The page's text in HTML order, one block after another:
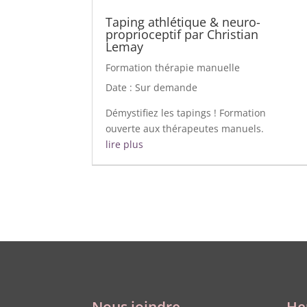
Taping athlétique & neuro-
proprioceptif par Christian
Lemay
Formation thérapie manuelle
Date : Sur demande
Démystifiez les tapings ! Formation
ouverte aux thérapeutes manuels.
lire plus